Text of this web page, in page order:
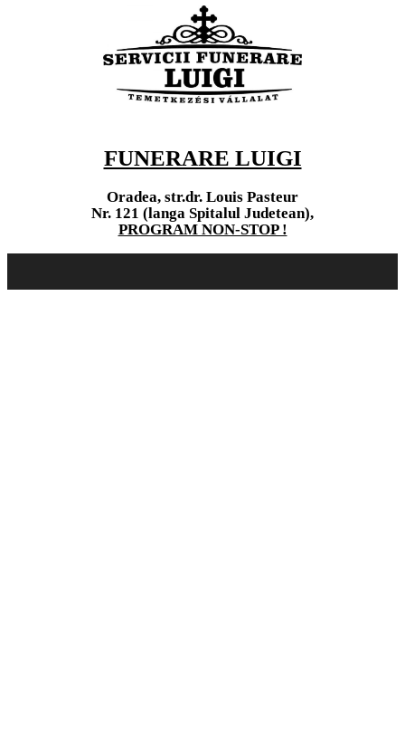
FUNERARE LUIGI
Oradea, str.dr. Louis Pasteur
Nr. 121 (langa Spitalul Judetean),
PROGRAM NON-STOP !